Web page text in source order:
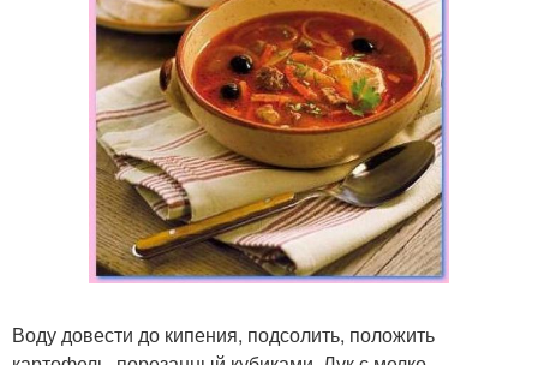
Воду довести до кипения, подсолить, положить